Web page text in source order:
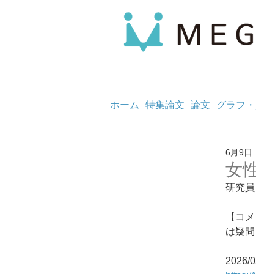
ホーム 特集論文 論文 グラフ
女
6月9日
研究
【コ
は疑
2026/